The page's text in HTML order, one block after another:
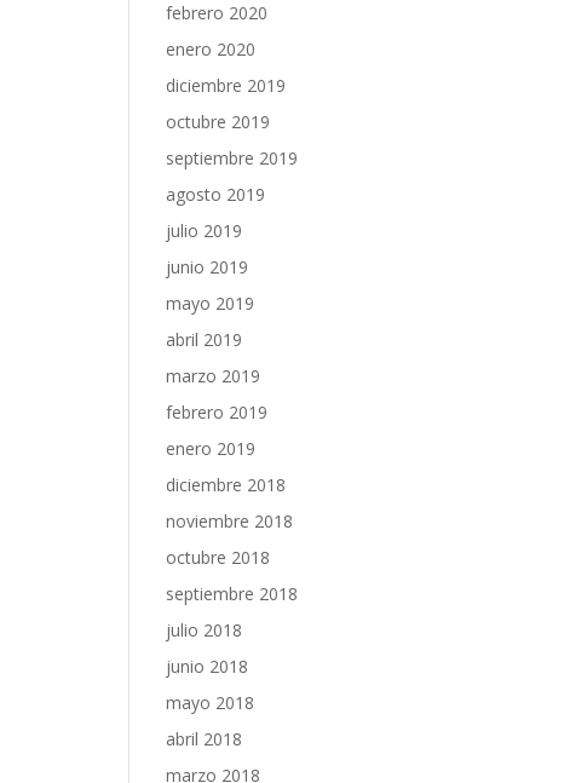
febrero 2020
enero 2020
diciembre 2019
octubre 2019
septiembre 2019
agosto 2019
julio 2019
junio 2019
mayo 2019
abril 2019
marzo 2019
febrero 2019
enero 2019
diciembre 2018
noviembre 2018
octubre 2018
septiembre 2018
julio 2018
junio 2018
mayo 2018
abril 2018
marzo 2018